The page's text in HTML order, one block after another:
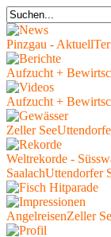
Pinzgau - Aktuell
Aufzucht +
Aufzucht +
Zeller See
Weltrekorde -
SaalachUttendorfer
AngelreisenZeller